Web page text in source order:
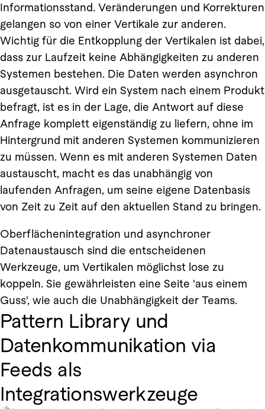
Informationsstand. Veränderungen und Korrekturen
gelangen so von einer Vertikale zur anderen.
Wichtig für die Entkopplung der Vertikalen ist dabei,
dass zur Laufzeit keine Abhängigkeiten zu anderen
Systemen bestehen. Die Daten werden asynchron
ausgetauscht. Wird ein System nach einem Produkt
befragt, ist es in der Lage, die Antwort auf diese
Anfrage komplett eigenständig zu liefern, ohne im
Hintergrund mit anderen Systemen kommunizieren
zu müssen. Wenn es mit anderen Systemen Daten
austauscht, macht es das unabhängig von
laufenden Anfragen, um seine eigene Datenbasis
von Zeit zu Zeit auf den aktuellen Stand zu bringen.
Oberflächenintegration und asynchroner
Datenaustausch sind die entscheidenen
Werkzeuge, um Vertikalen möglichst lose zu
koppeln. Sie gewährleisten eine Seite 'aus einem
Guss', wie auch die Unabhängigkeit der Teams.
Pattern Library und
Datenkommunikation via
Feeds als
Integrationswerkzeuge